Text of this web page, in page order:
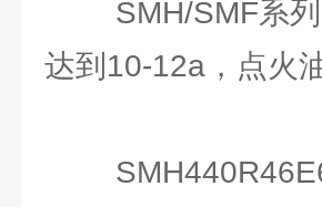
SMH/SMF系列
达到10-12a，点火